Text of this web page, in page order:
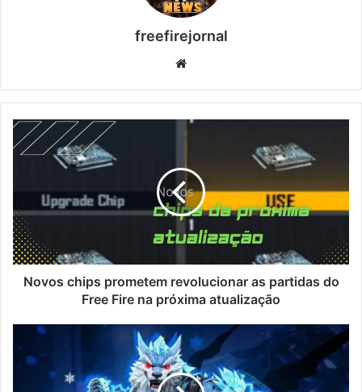
freefirejornal
Novos
chips
prometem
partidas
do
Free
Fire
Novos chips prometem revolucionar as partidas do
Free Fire na próxima atualização
Primeiro
Token
Royale